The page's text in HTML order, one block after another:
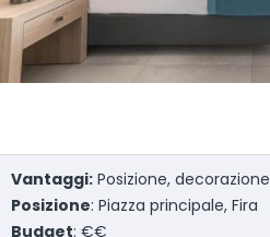
Vantaggi: Posizione, decorazione
Posizione: Piazza principale, Fira
Budget: €€